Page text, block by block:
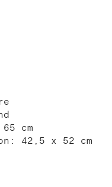
cm
42,5 x 52 cm